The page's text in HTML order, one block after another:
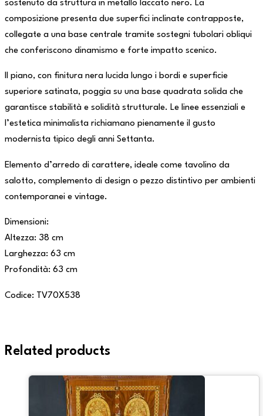
sostenuto da struttura in metallo laccato nero. La
composizione presenta due superfici inclinate contrapposte,
collegate a una base centrale tramite sostegni tubolari obliqui
che conferiscono dinamismo e forte impatto scenico.
Il piano, con finitura nera lucida lungo i bordi e superficie
superiore satinata, poggia su una base quadrata solida che
garantisce stabilità e solidità strutturale. Le linee essenziali e
l’estetica minimalista richiamano pienamente il gusto
modernista tipico degli anni Settanta.
Elemento d’arredo di carattere, ideale come tavolino da
salotto, complemento di design o pezzo distintivo per ambienti
contemporanei e vintage.
Dimensioni:
Altezza: 38 cm
Larghezza: 63 cm
Profondità: 63 cm
Codice: TV70X538
Related products